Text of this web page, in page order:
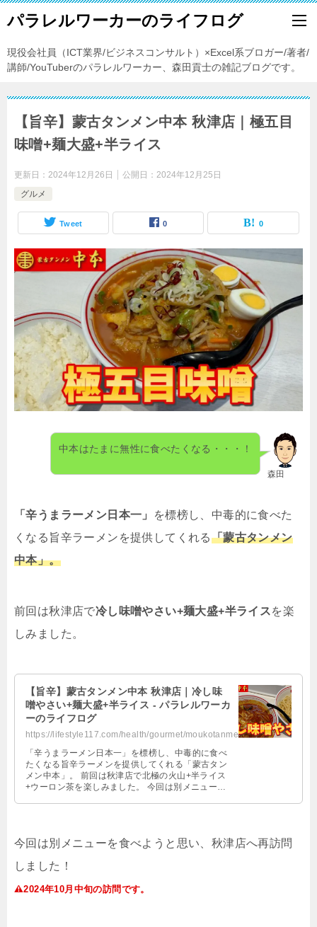
パラレルワーカーのライフログ
現役会社員（ICT業界/ビジネスコンサルト）×Excel系ブロガー/著者/
講師/YouTuberのパラレルワーカー、森田貢士の雑記ブログです。
【旨辛】蒙古タンメン中本 秋津店｜極五目
味噌+麺大盛+半ライス
更新日： 2024年12月26日 公開日： 2024年12月25日
グルメ
Tweet 0 0
森田
中本はたまに無性に食べたくなる・・・！
「辛うまラーメン日本一」
を標榜し、中毒的に食べた
くなる旨辛ラーメンを提供してくれる「蒙古タンメン
中本」。
前回は秋津店で冷し味噌やさい+麺大盛+半ライスを楽
しみました。
【旨辛】蒙古タンメン中本 秋津店｜冷し味
噌やさい+麺大盛+半ライス - パラレルワーカ
ーのライフログ
https://lifestyle117.com/health/gourmet/moukotanmen-nakamoto-hiyashi-miso-yasai/
「辛うまラーメン日本一」を標榜し、中毒的に食べ
たくなる旨辛ラーメンを提供してくれる「蒙古タン
メン中本」。 前回は秋津店で北極の火山+半ライス
+ウーロン茶を楽しみました。 今回は別メニューを
今回は別メニューを食べようと思い、秋津店へ再訪問
しました！
2024年10月中旬の訪問です。